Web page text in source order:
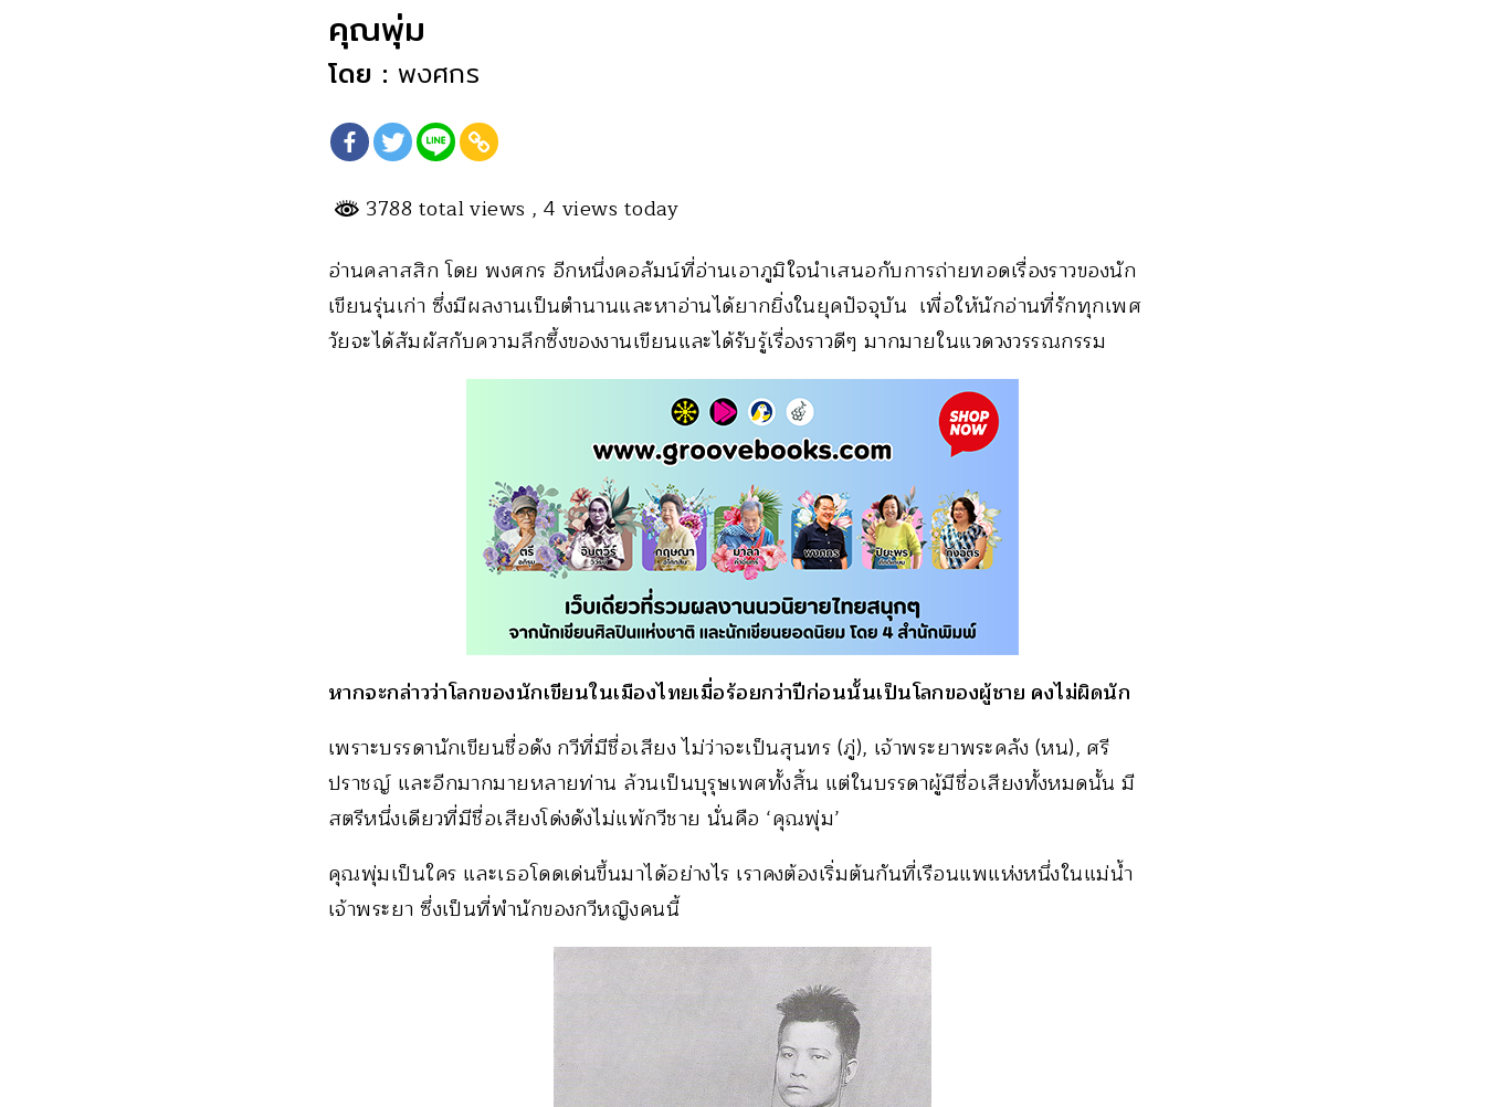
คุณพุ่ม
โดย : พงศกร
3788 total views , 4 views today
อ่านคลาสสิก โดย พงศกร อีกหนึ่งคอลัมน์ที่อ่านเอาภูมิใจนำเสนอกับการถ่ายทอดเรื่องราวของนัก
เขียนรุ่นเก่า ซึ่งมีผลงานเป็นตำนานและหาอ่านได้ยากยิ่งในยุคปัจจุบัน เพื่อให้นักอ่านที่รักทุกเพศ
วัยจะได้สัมผัสกับความลึกซึ้งของงานเขียนและได้รับรู้เรื่องราวดีๆ มากมายในแวดวงวรรณกรรม
หากจะกล่าวว่าโลกของนักเขียนในเมืองไทยเมื่อร้อยกว่าปีก่อนนั้นเป็นโลกของผู้ชาย คงไม่ผิดนัก
เพราะบรรดานักเขียนชื่อดัง กวีที่มีชื่อเสียง ไม่ว่าจะเป็นสุนทร (ภู่), เจ้าพระยาพระคลัง (หน), ศรี
ปราชญ์ และอีกมากมายหลายท่าน ล้วนเป็นบุรุษเพศทั้งสิ้น แต่ในบรรดาผู้มีชื่อเสียงทั้งหมดนั้น มี
สตรีหนึ่งเดียวที่มีชื่อเสียงโด่งดังไม่แพ้กวีชาย นั่นคือ ‘คุณพุ่ม’
คุณพุ่มเป็นใคร และเธอโดดเด่นขึ้นมาได้อย่างไร เราคงต้องเริ่มต้นกันที่เรือนแพแห่งหนึ่งในแม่น้ำ
เจ้าพระยา ซึ่งเป็นที่พำนักของกวีหญิงคนนี้